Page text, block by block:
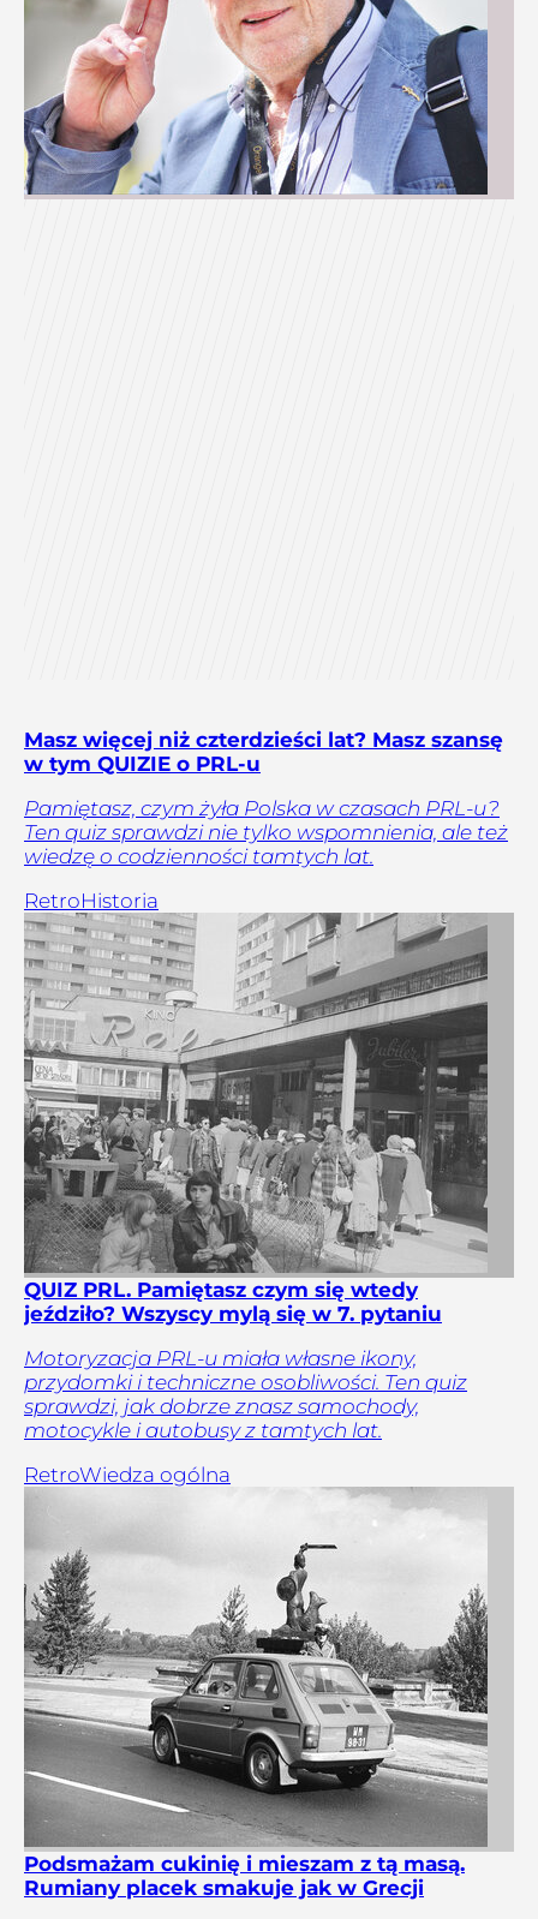
Masz więcej niż czterdzieści lat? Masz szansę
w tym QUIZIE o PRL-u
Pamiętasz, czym żyła Polska w czasach PRL-u?
Ten quiz sprawdzi nie tylko wspomnienia, ale też
wiedzę o codzienności tamtych lat.
RetroHistoria
QUIZ PRL. Pamiętasz czym się wtedy
jeździło? Wszyscy mylą się w 7. pytaniu
Motoryzacja PRL-u miała własne ikony,
przydomki i techniczne osobliwości. Ten quiz
sprawdzi, jak dobrze znasz samochody,
motocykle i autobusy z tamtych lat.
RetroWiedza ogólna
Podsmażam cukinię i mieszam z tą masą.
Rumiany placek smakuje jak w Grecji